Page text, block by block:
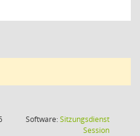
Software:Sitzungsdienst
Session(Wird in